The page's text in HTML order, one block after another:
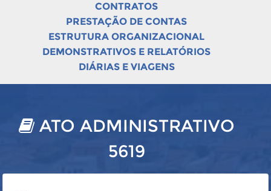
CONTRATOS
PRESTAÇÃO DE CONTAS
ESTRUTURA ORGANIZACIONAL
DEMONSTRATIVOS E RELATÓRIOS
DIÁRIAS E VIAGENS
ATO ADMINISTRATIVO
5619